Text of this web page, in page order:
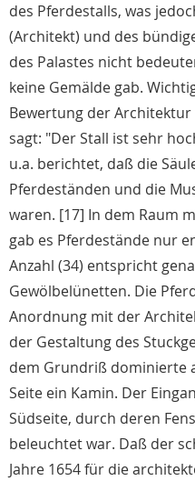
des Pferdestalls, was
(Architekt) und des
des Palastes nicht
keine Gemälde gab.
Bewertung der
sagt: "Der Stall ist sehr
u.a. berichtet, daß die
Pferdeständen und die
waren. [17] In dem Raum
gab es Pferdestände nur
Anzahl (34) entspricht
Gewölbelünetten. Die
Anordnung mit der
der Gestaltung des
dem Grundriß dominierte
Seite ein Kamin. Der
Südseite, durch deren
beleuchtet war. Daß der
Jahre 1654 für die